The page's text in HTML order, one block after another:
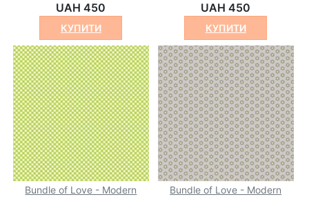
UAH 450
КУПИТИ
UAH 450
КУПИТИ
Bundle of Love - Modern
Bundle of Love - Modern